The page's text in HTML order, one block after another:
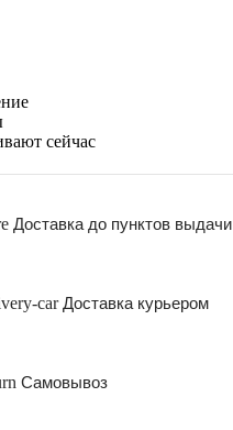
сейчас
Доставка до пунктов выдачи
Доставка курьером
Самовывоз